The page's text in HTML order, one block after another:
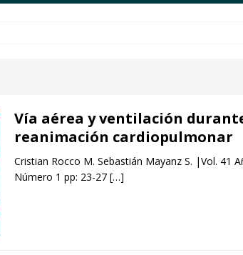
Vía aérea y ventilación
reanimación cardiopulmonar
Cristian Rocco M. Sebastián Mayanz S. |Vol. 41
Número 1 pp: 23-27 […]